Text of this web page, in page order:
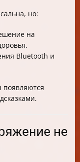
но:
на
Bluetooth и
появляются
не